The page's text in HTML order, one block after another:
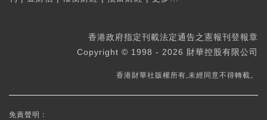
香港政府指定刊載法定通告之憲報刊登報章
Copyright © 1998 - 2026 財華控股有限公司
香港財華社版權所有,未經同意不得轉載。
免責聲明：